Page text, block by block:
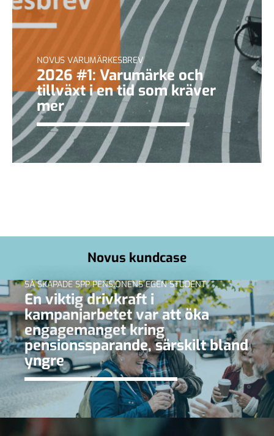
NOVUS VARUMÄRKESBREV
2026 #1: Varumärke och
tillväxt i en tid som kräver
mer
Novus kundcase
SÅ SKAPADE SPP PENSIONENS EGEN STUDENT
En viktig drivkraft i
kampanjarbetet var att öka
engagemanget kring
pensionssparande, särskilt bland
yngre